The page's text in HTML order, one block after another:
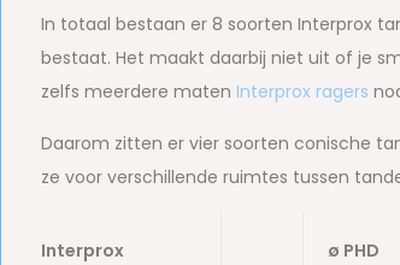
In totaal bestaan er 8 soorten Interprox
bestaat. Het maakt daarbij niet uit of je
zelfs meerdere maten Interprox ragers
Daarom zitten er vier soorten conische
ze voor verschillende ruimtes tussen
Interprox ø PHD